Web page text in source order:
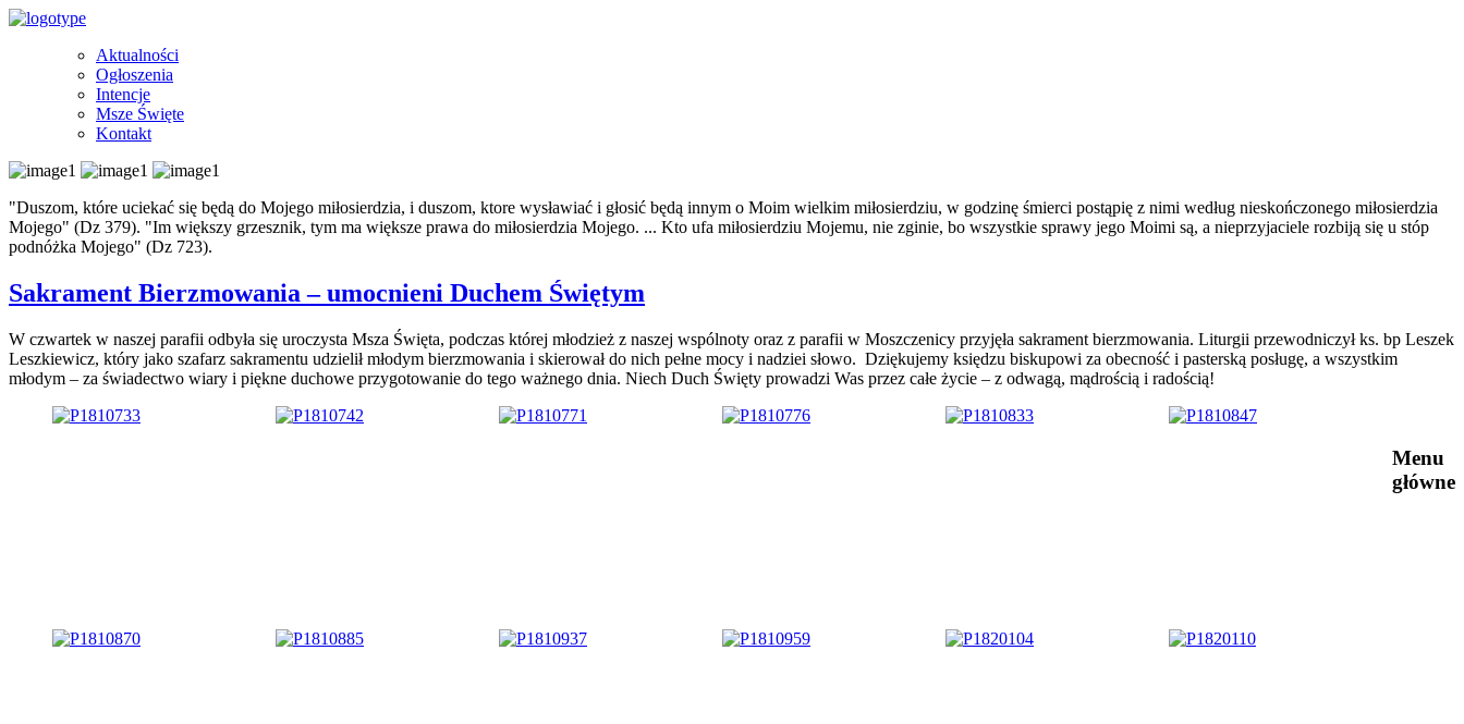
Aktualności
Ogłoszenia
Intencje
Msze Święte
Kontakt
"Duszom, które uciekać się będą do Mojego miłosierdzia, i duszom, ktore wysławiać i głosić będą innym o Moim wielkim miłosierdziu, w godzinę śmierci postąpię z nimi według nieskończonego miłosierdzia
Mojego" (Dz 379). "Im większy grzesznik, tym ma większe prawa do miłosierdzia Mojego. ... Kto ufa miłosierdziu Mojemu, nie zginie, bo wszystkie sprawy jego Moimi są, a nieprzyjaciele rozbiją się u stóp
podnóżka Mojego" (Dz 723).
Sakrament Bierzmowania – umocnieni Duchem Świętym
W czwartek w naszej parafii odbyła się uroczysta Msza Święta, podczas której młodzież z naszej wspólnoty oraz z parafii w Moszczenicy przyjęła sakrament bierzmowania. Liturgii przewodniczył ks. bp Leszek
Leszkiewicz, który jako szafarz sakramentu udzielił młodym bierzmowania i skierował do nich pełne mocy i nadziei słowo. Dziękujemy księdzu biskupowi za obecność i pasterską posługę, a wszystkim
młodym – za świadectwo wiary i piękne duchowe przygotowanie do tego ważnego dnia. Niech Duch Święty prowadzi Was przez całe życie – z odwagą, mądrością i radością!
Menu
główne